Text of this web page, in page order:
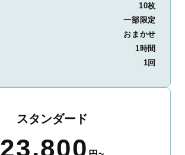
10枚
一部限定
おまかせ
1時間
1回
スタンダード
23,800